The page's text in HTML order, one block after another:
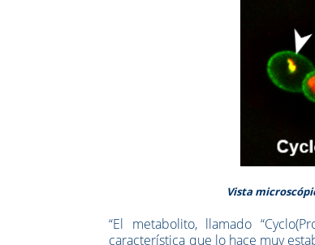
Vista
“El metabolito, llamado
característica que lo hace muy